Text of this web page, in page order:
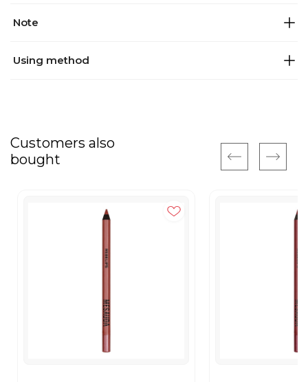
Note
Using method
Customers also
bought